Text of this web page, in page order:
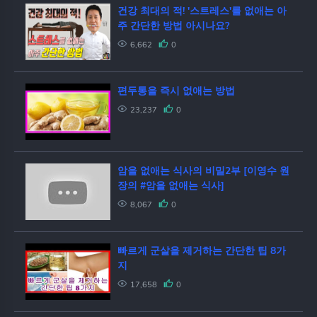
건강 최대의 적! '스트레스'를 없애는 아
주 간단한 방법 아시나요?
6,662 0
편두통을 즉시 없애는 방법
23,237 0
암을 없애는 식사의 비밀2부 [이영수 원
장의 #암을 없애는 식사]
8,067 0
빠르게 군살을 제거하는 간단한 팁 8가
지
17,658 0